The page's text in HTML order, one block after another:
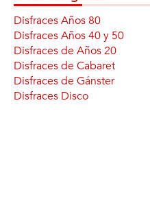
Disfraces Años 80
Disfraces Años 40 y 50
Disfraces de Años 20
Disfraces de Cabaret
Disfraces de Gánster
Disfraces Disco